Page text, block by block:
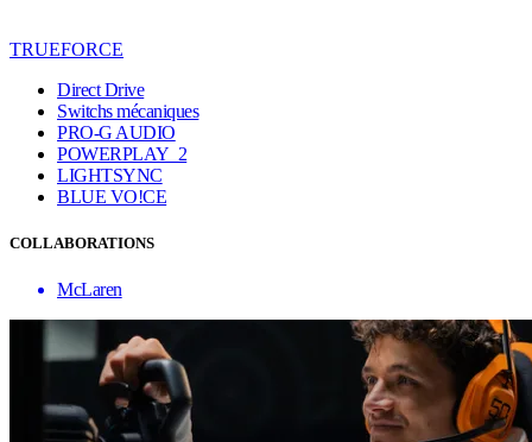
TRUEFORCE
Direct Drive
Switchs mécaniques
PRO-G AUDIO
POWERPLAY 2
LIGHTSYNC
BLUE VO!CE
COLLABORATIONS
McLaren